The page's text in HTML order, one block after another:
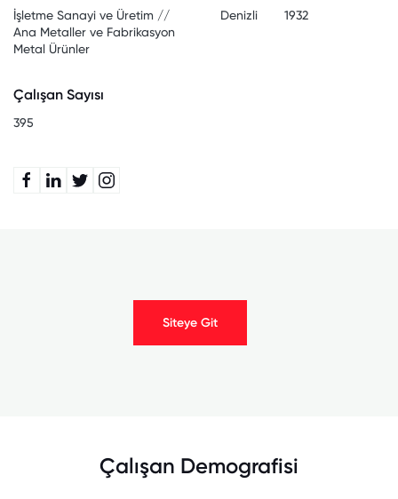
İşletme Sanayi ve Üretim //
Ana Metaller ve Fabrikasyon
Metal Ürünler
Denizli 1932
Çalışan Sayısı
395
Siteye Git
Çalışan Demografisi